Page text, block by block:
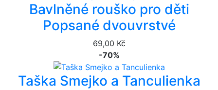
Bavlněné rouško pro děti
Popsané dvouvrstvé
69,00 Kč
-70%
Taška Smejko a Tanculienka